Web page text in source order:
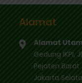
Alamat
Alamat
Gedung IKPI,
Pejaten Barat
Jakarta